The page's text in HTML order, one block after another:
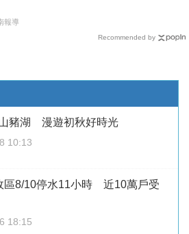
報導
Recommended by
山豬湖 漫遊初秋好時光
10:13
區8/10停水11小時 近10萬戶受
18:15